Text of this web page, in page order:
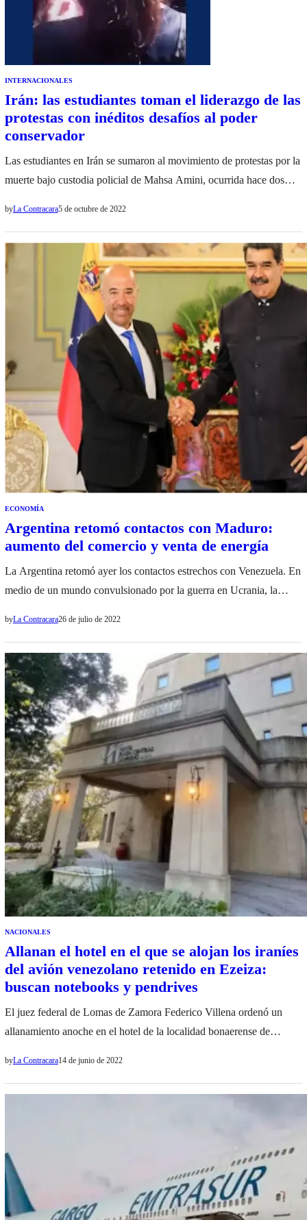
INTERNACIONALES
Irán: las estudiantes toman el liderazgo de las
protestas con inéditos desafíos al poder
conservador
Las estudiantes en Irán se sumaron al movimiento de protestas por la
muerte bajo custodia policial de Mahsa Amini, ocurrida hace dos
byLa Contracara5 de octubre de 2022
ECONOMÍA
Argentina retomó contactos con Maduro:
aumento del comercio y venta de energía
La Argentina retomó ayer los contactos estrechos con Venezuela. En
medio de un mundo convulsionado por la guerra en Ucrania, la
hora y cuarenta minutos por el presidente Nicolás Maduro en un
encuentro…
byLa Contracara26 de julio de 2022
NACIONALES
Allanan el hotel en el que se alojan los iraníes
del avión venezolano retenido en Ezeiza:
buscan notebooks y pendrives
El juez federal de Lomas de Zamora Federico Villena ordenó un
allanamiento anoche en el hotel de la localidad bonaerense de
byLa Contracara14 de junio de 2022